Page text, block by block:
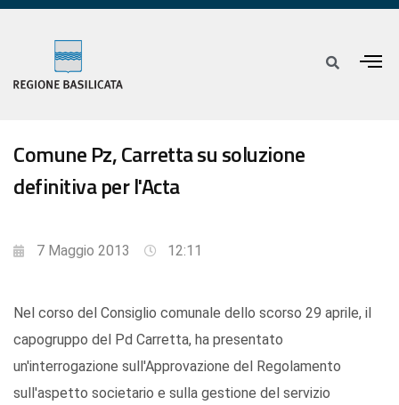
Comune Pz, Carretta su soluzione
definitiva per l'Acta
7 Maggio 2013 12:11
Nel corso del Consiglio comunale dello scorso 29 aprile, il
capogruppo del Pd Carretta, ha presentato
un'interrogazione sull'Approvazione del Regolamento
sull'aspetto societario e sulla gestione del servizio